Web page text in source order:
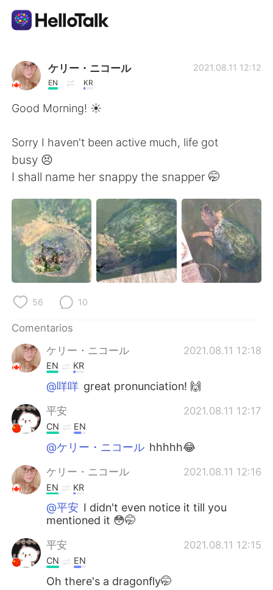
Aplicación de intercambio de idiomas
AI Grammar Checker
English 简体中文
繁體中文 العربية
Français Deutsch
日本語 한국어
Русский
Türkçe
ケリー・ニコール
EN KR
2021.08.11 12:12
Good Morning! ☀️
Sorry I haven't been active much, life got
busy 😣
I shall name her snappy the snapper 🤭
56 10
Comentarios
ケリー・ニコール
2021.08.11 12:18
EN KR
@咩咩 great pronunciation! 🙌
平安 2021.08.11 12:17
CN EN
@ケリー・ニコール hhhhh😂
ケリー・ニコール 2021.08.11 12:16
EN KR
@平安 I didn't even notice it till you
mentioned it 😳🤭
平安 2021.08.11 12:15
CN EN
Oh there's a dragonfly🤭